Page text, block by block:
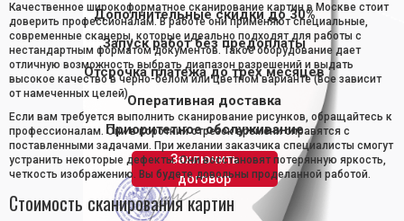
Дополнительные скидки до 30%
Запуск работ без предоплаты
Отсрочка платежа до трех месяцев
Оперативная доставка
Приоритетное обслуживание
Заключить
договор
Качественное широкоформатное сканирование картин в Москве стоит
доверить профессионалам. В работе они применяют специальные,
современные сканеры, которые идеально подходят для работы с
нестандартным форматом документов. Такое оборудование дает
отличную возможность выбрать диапазон разрешений и выдать
высокое качество в черно-белом или цветном варианте (все зависит
от намеченных целей).
Если вам требуется выполнить сканирование рисунков, обращайтесь к
профессионалам. Они в короткий отрезок времени справятся с
поставленными задачами. При желании заказчика специалисты смогут
устранить некоторые дефекты. Они восстановят потерянную яркость,
четкость изображению. Вы будете довольны проделанной работой.
Стоимость сканирования картин